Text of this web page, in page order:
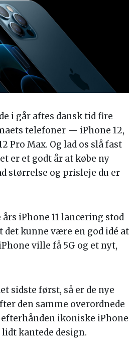
i går aftes dansk tid fire
telefoner — iPhone 12,
Pro Max. Og lad os slå fast
er et godt år at købe ny
størrelse og prisleje du er
iPhone 11 lancering stod
det kunne være en god idé at
ville få 5G og et nyt,
sidste først, så er de nye
den samme overordnede
ikoniske iPhone
lidt kantede design.